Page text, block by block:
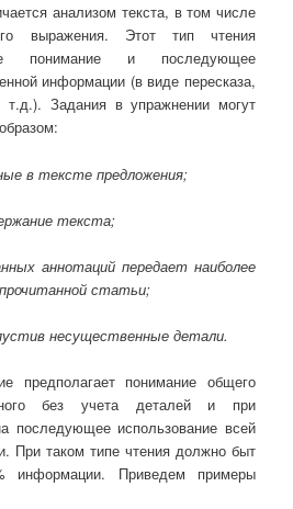
анализом текста, в том числе
выражения. Этот тип чтения
понимание и последующее
информации (в виде пересказа,
т.д.). Задания в упражнении могут
в тексте предложения;
текста;
аннотаций передает наиболее
статьи;
несущественные детали.
предполагает понимание общего
без учета деталей и при
последующее использование всей
При таком типе чтения должно быт
информации. Приведем примеры